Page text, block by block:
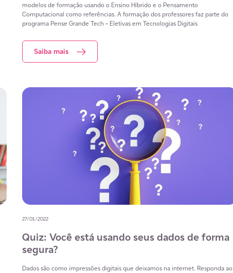
modelos de formação usando o Ensino Híbrido e o Pensamento
Computacional como referências. A formação dos professores faz parte do
programa Pense Grande Tech – Eletivas em Tecnologias Digitais
Saiba mais
27/01/2022
Quiz: Você está usando seus dados de forma
segura?
Dados são como impressões digitais que deixamos na internet. Responda ao